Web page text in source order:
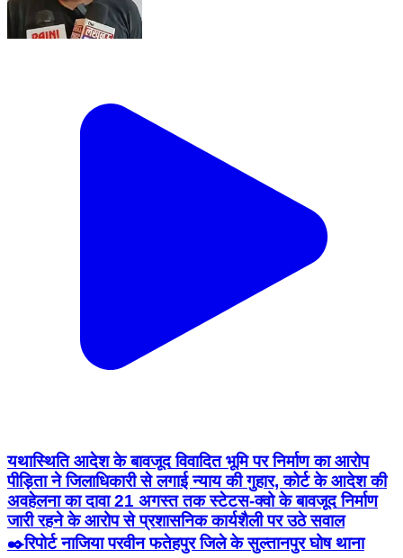
यथास्थिति आदेश के बावजूद विवादित भूमि पर निर्माण का आरोप
पीड़िता ने जिलाधिकारी से लगाई न्याय की गुहार, कोर्ट के आदेश की
अवहेलना का दावा 21 अगस्त तक स्टेटस-क्वो के बावजूद निर्माण
जारी रहने के आरोप से प्रशासनिक कार्यशैली पर उठे सवाल
✒️रिपोर्ट नाजिया परवीन फतेहपुर जिले के सुल्तानपुर घोष थाना